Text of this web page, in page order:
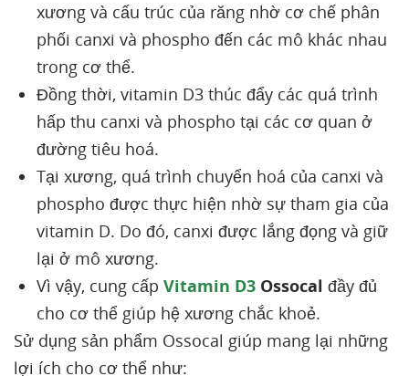
xương và cấu trúc của răng nhờ cơ chế phân
phối canxi và phospho đến các mô khác nhau
trong cơ thể.
Đồng thời, vitamin D3 thúc đẩy các quá trình
hấp thu canxi và phospho tại các cơ quan ở
đường tiêu hoá.
Tại xương, quá trình chuyển hoá của canxi và
phospho được thực hiện nhờ sự tham gia của
vitamin D. Do đó, canxi được lắng đọng và giữ
lại ở mô xương.
Vì vậy, cung cấp Vitamin D3 Ossocal đầy đủ
cho cơ thể giúp hệ xương chắc khoẻ.
Sử dụng sản phẩm Ossocal giúp mang lại những
lợi ích cho cơ thể như: